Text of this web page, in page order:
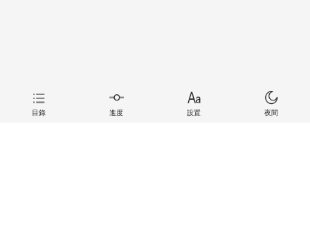
目錄 進度 設置 夜間